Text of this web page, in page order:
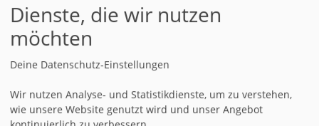
Befragungen teil und gestalte Produkte von
morgen aktiv mit. Für jede Umfrage sammelst du
Punkte, die du dir auszahlen lassen, in Gutscheine
100% datenschutzkonform ● einfach ● kostenlos
Dienste, die wir nutzen
möchten
Deine Datenschutz-Einstellungen
Wir nutzen Analyse- und Statistikdienste, um zu verstehen,
wie unsere Website genutzt wird und unser Angebot